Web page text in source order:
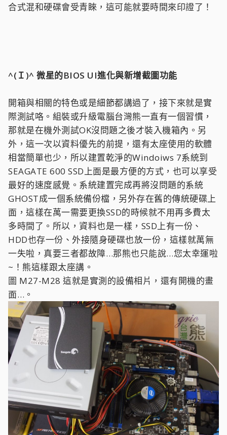
合式混和硬碟會受青睞，這可能就要時間來印證了！
^(Ｉ)^ 微星的BIOS UI進化與新增截圖功能
開箱與相關的特色或是細節都講過了，接下來就是實
際測試咯。組裝或升級電腦台灣熊一直有一個習慣，
那就是在機外測試OK沒問題之後才裝入機箱內。另
外，這一次以資料優先的前提，還有太座使用的軟體
相當簡單也少，所以建置乾淨的Windoiws 7系統到
SEAGATE 600 SSD上面是最方便的方式，也可以享受
最好的速度感覺。系統建置完成再將沒問題的系統
GHOST成一個系統備份檔，另外存在舊的傳統硬碟上
面，這樣在萬一需要更換SSD的時候就不用再多費太
多時間了。所以，資料也是一樣，SSD上有一份、
HDD也存一份、外接隨身硬碟也放一份，這樣就萬無
一失啦，真要三者都故障…那熊也只能說…您太幸運啦
~！熊這樣跟太座講。
圖 M27-M28 這就是實測的設備相片，還有開機的畫
面…。